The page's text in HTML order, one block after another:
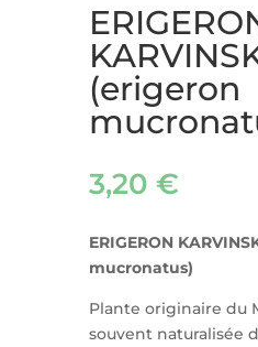
(erigeron
3,20 €
ERIGERON
mucronatus)
Plante originaire du
souvent naturalisée